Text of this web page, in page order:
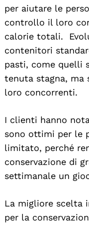
per aiutare le
controllo il loro
calorie totali.
contenitori
pasti, come quelli
tenuta stagna, ma
loro concorrenti.
I clienti hanno
sono ottimi per le
limitato, perché
conservazione di
settimanale un
La migliore scelta
per la